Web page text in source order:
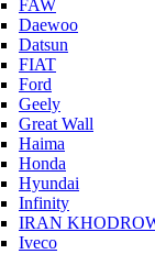
FAW
Daewoo
Datsun
FIAT
Ford
Geely
Great Wall
Haima
Honda
Hyundai
Infinity
IRAN
Iveco